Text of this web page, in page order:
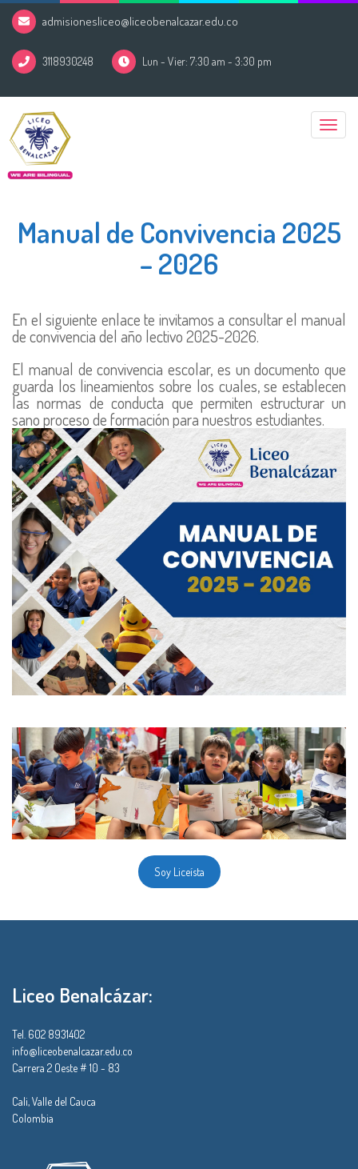
admisionesliceo@liceobenalcazar.edu.co
3118930248 Lun - Vier: 7:30 am - 3:30 pm
Toggle
Manual de Convivencia 2025
– 2026
En el siguiente enlace te invitamos a consultar el manual
de convivencia del año lectivo 2025-2026.
El manual de convivencia escolar, es un documento que
guarda los lineamientos sobre los cuales, se establecen
las normas de conducta que permiten estructurar un
sano proceso de formación para nuestros estudiantes.
Soy Liceísta
Liceo Benalcázar:
Tel. 602 8931402
info@liceobenalcazar.edu.co
Carrera 2 Oeste # 10 - 83
Cali, Valle del Cauca
Colombia